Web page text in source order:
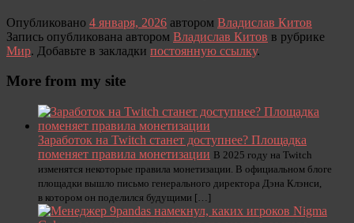
Опубликовано 4 января, 2026 автором Владислав Китов
Запись опубликована автором Владислав Китов в рубрике
Мир. Добавьте в закладки постоянную ссылку.
More from my site
Заработок на Twitch станет доступнее? Площадка
поменяет правила монетизации В 2025 году на Twitch
изменятся некоторые правила монетизации. В официальном блоге
площадки вышло письмо генерального директора Дэна Клэнси,
в котором он поделился будущими […]